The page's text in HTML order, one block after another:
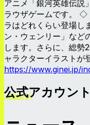
アニメ「銀河英雄伝説
ラウザゲームです。 ◇
ラはどれくらい登場し
ン・ウェンリー」など
します。さらに、総勢
ャラクターイラスト
https://www.ginei.jp/
公式アカウント